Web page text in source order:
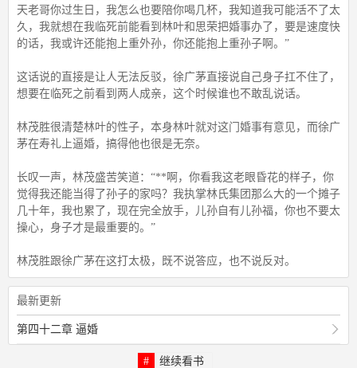
天老哥你过生日，我怎么也要陪你喝几杯，我知道我可能活不了太
久，我就想在我临死前能看到林叶和思荣把婚事办了，要是速度快
的话，我或许还能抱上重外孙，你还能抱上重孙子啊。”
这话说的直接是让人无法反驳，徐广茅直接说自己身子扛不住了，
想要在临死之前看到两人成亲，这个时候谁也不敢乱说话。
林茂胜很清楚林叶的性子，本身林叶就对这门婚事有意见，而徐广
茅在寿礼上逼婚，搞得他也很是无奈。
长叹一声，林茂盛苦笑道：“**啊，你看我这老眼昏花的样子，你
觉得我还能当得了孙子的家吗？我执掌林氏集团那么大的一个摊子
几十年，我也累了，现在完全放手，儿孙自有儿孙福，你也不要太
操心，身子才是最重要的。”
林茂胜跟徐广茅在这打太极，既不说答应，也不说反对。
最新更新
第四十二章 逼婚
继续看书